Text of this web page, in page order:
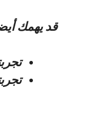
قد يهمك